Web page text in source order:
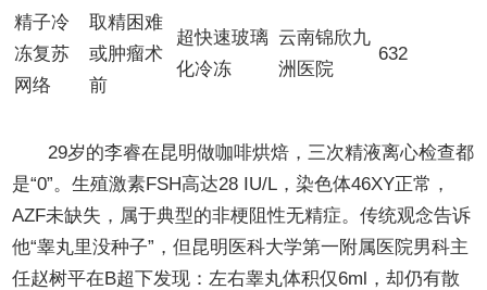
精子冷
冻复苏
网络
取精困难
或肿瘤术
前
超快速玻璃
化冷冻
云南锦欣九
洲医院
632
29岁的李睿在昆明做咖啡烘焙，三次精液离心检查都
是“0”。生殖激素FSH高达28 IU/L，染色体46XY正常，
AZF未缺失，属于典型的非梗阻性无精症。传统观念告诉
他“睾丸里没种子”，但昆明医科大学第一附属医院男科主
任赵树平在B超下发现：左右睾丸体积仅6ml，却仍有散